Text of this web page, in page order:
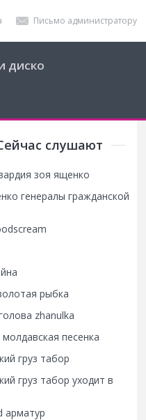
Письмо администратору
диско
слушают
зоя ященко
генералы гражданской
рыбка
zhanulka
молдавская песенка
груз табор
груз табор уходит в
арматур